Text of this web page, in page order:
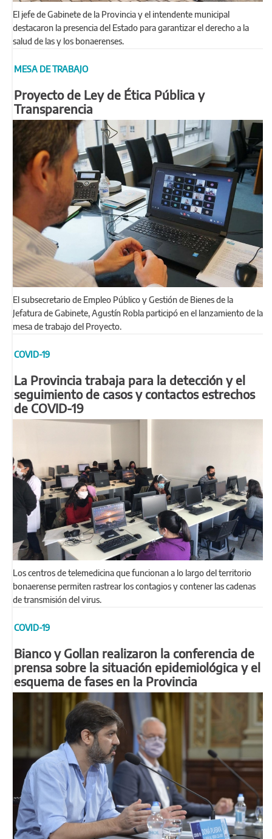
El jefe de Gabinete de la Provincia y el intendente municipal
destacaron la presencia del Estado para garantizar el derecho a la
salud de las y los bonaerenses.
MESA DE TRABAJO
Proyecto de Ley de Ética Pública y
Transparencia
El subsecretario de Empleo Público y Gestión de Bienes de la
Jefatura de Gabinete, Agustín Robla participó en el lanzamiento de la
mesa de trabajo del Proyecto.
COVID-19
La Provincia trabaja para la detección y el
seguimiento de casos y contactos estrechos
de COVID-19
Los centros de telemedicina que funcionan a lo largo del territorio
bonaerense permiten rastrear los contagios y contener las cadenas
de transmisión del virus.
COVID-19
Bianco y Gollan realizaron la conferencia de
prensa sobre la situación epidemiológica y el
esquema de fases en la Provincia